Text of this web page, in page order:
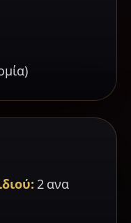
2 ανα